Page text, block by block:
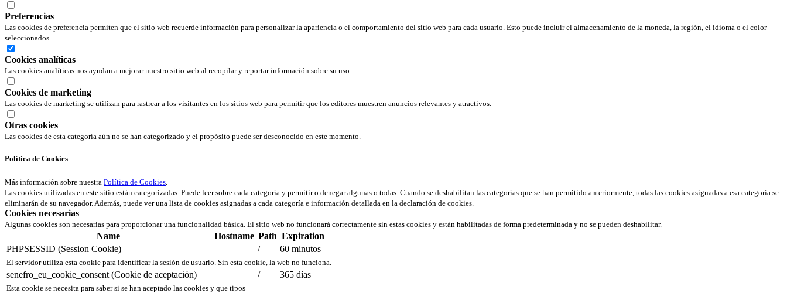
Preferencias
Las cookies de preferencia permiten que el sitio web recuerde información para personalizar la apariencia o el comportamiento del sitio web para cada usuario. Esto puede incluir el almacenamiento de la moneda, la región, el idioma o el color
seleccionados.
Cookies analíticas
Las cookies analíticas nos ayudan a mejorar nuestro sitio web al recopilar y reportar información sobre su uso.
Cookies de marketing
Las cookies de marketing se utilizan para rastrear a los visitantes en los sitios web para permitir que los editores muestren anuncios relevantes y atractivos.
Otras cookies
Las cookies de esta categoría aún no se han categorizado y el propósito puede ser desconocido en este momento.
Política de Cookies
Más información sobre nuestra Política de Cookies.
Las cookies utilizadas en este sitio están categorizadas. Puede leer sobre cada categoría y permitir o denegar algunas o todas. Cuando se deshabilitan las categorías que se han permitido anteriormente, todas las cookies asignadas a esa categoría se
eliminarán de su navegador. Además, puede ver una lista de cookies asignadas a cada categoría e información detallada en la declaración de cookies.
Cookies necesarias
Algunas cookies son necesarias para proporcionar una funcionalidad básica. El sitio web no funcionará correctamente sin estas cookies y están habilitadas de forma predeterminada y no se pueden deshabilitar.
Name Hostname Path Expiration
PHPSESSID (Session Cookie)
/ 60 minutos
El servidor utiliza esta cookie para identificar la sesión de usuario. Sin esta cookie, la web no funciona.
senefro_eu_cookie_consent (Cookie de aceptación) / 365 días
Esta cookie se necesita para saber si se han aceptado las cookies y que tipos